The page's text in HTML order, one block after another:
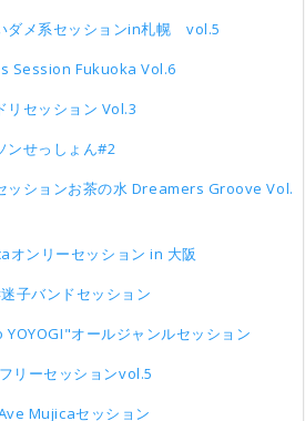
ダメ系セッションin札幌 vol.5
Session Fukuoka Vol.6
リセッション Vol.3
ンせっしょん#2
ッションお茶の水 Dreamers Groove Vol.
オンリーセッション in 大阪
子バンドセッション
YOYOGI"オールジャンルセッション
リーセッションvol.5
Mujicaセッション